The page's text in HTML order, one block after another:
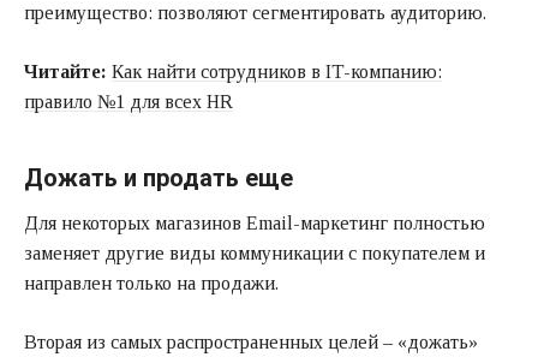
преимущество: позволяют сегментировать аудиторию.
Читайте: Как найти сотрудников в IT-компанию:
правило №1 для всех HR
Дожать и продать еще
Для некоторых магазинов Еmail-маркетинг полностью
заменяет другие виды коммуникации с покупателем и
направлен только на продажи.
Вторая из самых распространенных целей – «дожать»